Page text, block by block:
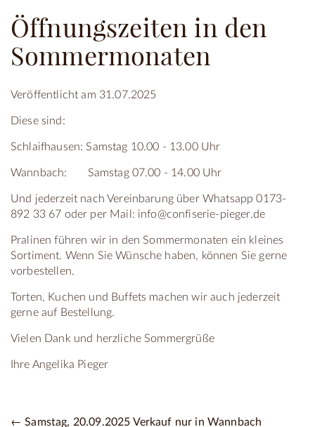
Öffnungszeiten in den
Sommermonaten
Veröffentlicht am 31.07.2025
Diese sind:
Schlaifhausen: Samstag 10.00 - 13.00 Uhr
Wannbach: Samstag 07.00 - 14.00 Uhr
Und jederzeit nach Vereinbarung über Whatsapp 0173-
892 33 67 oder per Mail: info@confiserie-pieger.de
Pralinen führen wir in den Sommermonaten ein kleines
Sortiment. Wenn Sie Wünsche haben, können Sie gerne
vorbestellen.
Torten, Kuchen und Buffets machen wir auch jederzeit
gerne auf Bestellung.
Vielen Dank und herzliche Sommergrüße
Ihre Angelika Pieger
← Samstag, 20.09.2025 Verkauf nur in Wannbach